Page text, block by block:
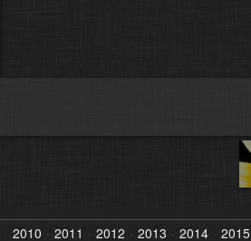
2010 2011 2012 2013 2014 2015